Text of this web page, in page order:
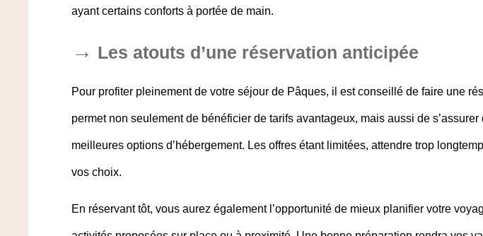
ayant certains conforts à portée de main.
Les atouts d’une réservation anticipée
Pour profiter pleinement de votre séjour de Pâques, il est conseillé de faire une
permet non seulement de bénéficier de tarifs avantageux, mais aussi de
meilleures options d’hébergement. Les offres étant limitées, attendre trop
vos choix.
En réservant tôt, vous aurez également l’opportunité de mieux planifier votre